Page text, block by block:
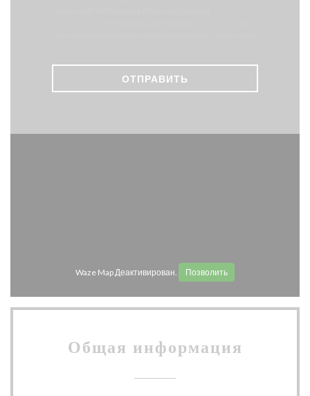
Waze Map Деактивирован. Позволить
Общая информация